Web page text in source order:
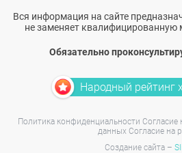
Вся информация на сайте
не заменяет
Обязательно
Народный рейтинг
Политика конфиденциальности Согласие
данных Согласие на
Создание сайта –